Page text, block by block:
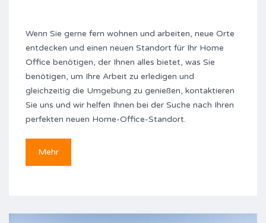
Wenn Sie gerne fern wohnen und arbeiten, neue Orte
entdecken und einen neuen Standort für Ihr Home
Office benötigen, der Ihnen alles bietet, was Sie
benötigen, um Ihre Arbeit zu erledigen und
gleichzeitig die Umgebung zu genießen, kontaktieren
Sie uns und wir helfen Ihnen bei der Suche nach Ihren
perfekten neuen Home-Office-Standort.
Mehr